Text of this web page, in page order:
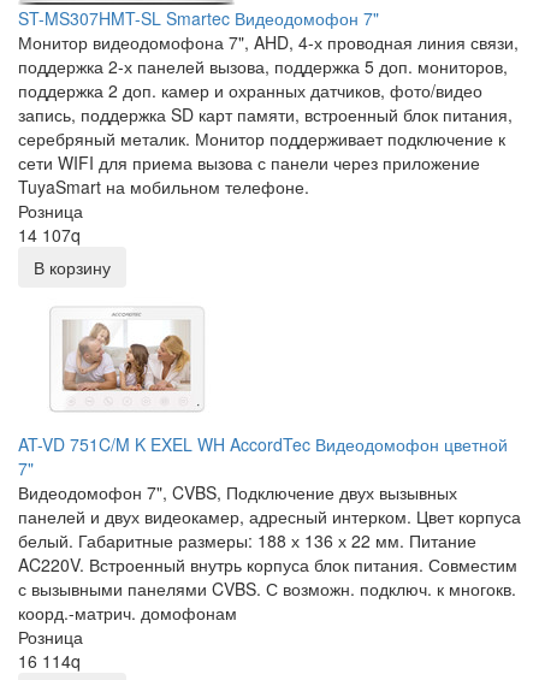
ST-MS307HMT-SL Smartec Видеодомофон 7"
Монитор видеодомофона 7", AHD, 4-х проводная линия связи,
поддержка 2-х панелей вызова, поддержка 5 доп. мониторов,
поддержка 2 доп. камер и охранных датчиков, фото/видео
запись, поддержка SD карт памяти, встроенный блок питания,
серебряный металик. Монитор поддерживает подключение к
сети WIFI для приема вызова с панели через приложение
TuyaSmart на мобильном телефоне.
Розница
14 107q
В корзину
AT-VD 751C/M K EXEL WH AccordTec Видеодомофон цветной
7"
Видеодомофон 7", CVBS, Подключение двух вызывных
панелей и двух видеокамер, адресный интерком. Цвет корпуса
белый. Габаритные размеры: 188 х 136 х 22 мм. Питание
AC220V. Встроенный внутрь корпуса блок питания. Совместим
с вызывными панелями CVBS. С возможн. подключ. к многокв.
коорд.-матрич. домофонам
Розница
16 114q